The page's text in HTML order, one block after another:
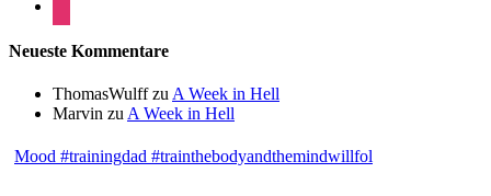
Neueste Kommentare
ThomasWulffzu A Week in Hell
Marvin zu A Week in Hell
Mood #trainingdad #trainthebodyandthemindwillfol